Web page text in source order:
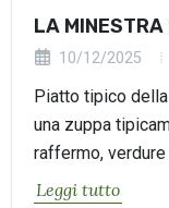
LA MINESTRA
10/12/2025
Piatto tipico
una zuppa
raffermo, verdure
Leggi tutto